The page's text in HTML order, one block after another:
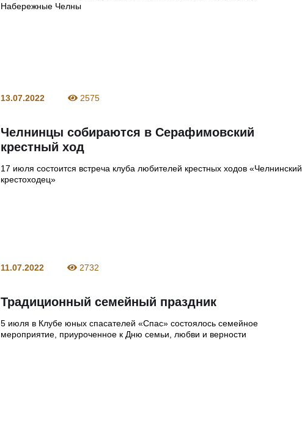
Набережные Челны
13.07.2022 2575
Челнинцы собираются в Серафимовский
крестный ход
17 июля состоится встреча клуба любителей крестных ходов «Челнинский
крестоходец»
11.07.2022 2732
Традиционный семейный праздник
5 июля в Клубе юных спасателей «Спас» состоялось семейное
мероприятие, приуроченное к Дню семьи, любви и верности